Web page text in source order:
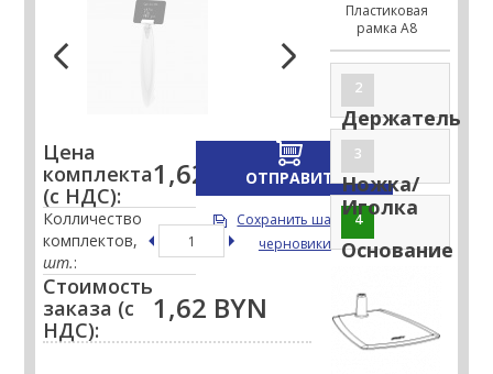
Цена
комплекта
(с НДС):
1,62 BYN
Колличество
комплектов,
шт.:
Стоимость
заказа (с
НДС):
1,62 BYN
ОТПРАВИТЬ
НА РАСЧЕТ
Сохранить шаблон в
черновики
Пластиковая
рамка А8
2
Держатель
3
Ножка/
Иголка
4
Основание